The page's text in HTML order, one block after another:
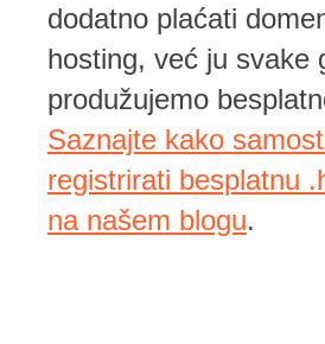
dodatno plaćati
hosting, već ju svake
produžujemo
Saznajte kako
registrirati besplatnu
na našem blogu.